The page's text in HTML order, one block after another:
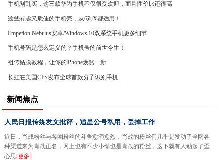
手机别乱买，这三款华为手机不仅很受欢迎，而且性价比还很高
这些有趣又质佳的手机壳，从6到X都适用！
Emperion Nebulus安卓/Windows 10双系统手机更多细节
手机号码是怎么定义的？手机号的前世今生！
祖传贴膜教程，让你的iPhone焕然一新
长虹在美国CES发布全球首款分子识别手机
新闻焦点
人民日报传媒发文批评，追星公号私用，丢掉工作
近日，肖战粉丝与各圈粉丝的斗争愈演愈烈，肖战的粉丝们几乎是发动了全网各
种渠道来为肖战正名，网上也有不少小编也是肖战的粉丝，这下就有人动起了歪
心思[更多]